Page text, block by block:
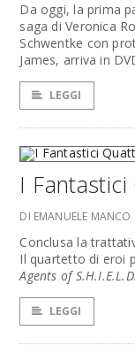
Da oggi, la prima
saga di Veronica
Schwentke con
James, arriva in
LEGGI
I
DI EMANUELE MANCO
Conclusa la
Il quartetto di eroi
Agents of
LEGGI